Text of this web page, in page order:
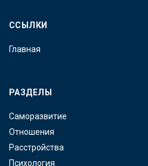
ССЫЛКИ
Главная
РАЗДЕЛЫ
Саморазвитие
Отношения
Расстройства
Психология